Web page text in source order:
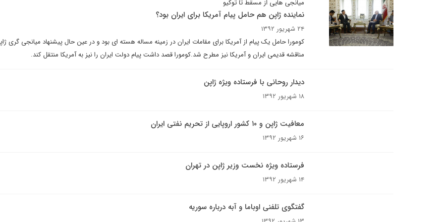
میانجی هایی از مسقط تا توکیو
نماینده ژاپن هم حامل پیام آمریکا برای ایران بود؟
۲۴ شهریور ۱۳۹۲
کومورا حامل یک پیام از آمریکا برای مقامات ایران در زمینه مساله هسته ای بود و در عین حال پیشنهاد میانجی گری
مناقشه قدیمی ایران و آمریکا نیز مطرح شد.کومورا قصد داشت پیام دولت ایران را نیز به آمریکا منتقل کند.
دیدار روحانی با فرستاده ویژه ژاپن
۱۸ شهریور ۱۳۹۲
معافیت ژاپن و ۱۰ کشور اروپایی از تحریم نفتی ایران
۱۶ شهریور ۱۳۹۲
فرستاده ویژه نخست وزیر ژاپن در تهران
۱۴ شهریور ۱۳۹۲
گفتگوی تلفنی اوباما و آبه درباره سوریه